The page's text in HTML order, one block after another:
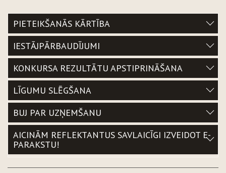
PIETEIKŠANĀS KĀRTĪBA
IESTĀJPĀRBAUDĪJUMI
KONKURSA REZULTĀTU APSTIPRINĀŠANA
LĪGUMU SLĒGŠANA
BUJ PAR UZŅEMŠANU
AICINĀM REFLEKTANTUS SAVLAICĪGI IZVEIDOT E-
PARAKSTU!